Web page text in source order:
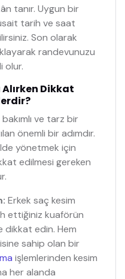
tanır. Uygun bir
tarih ve saat
Son olarak
randevunuzu
olur.
Alırken Dikkat
ve tarz bir
önemli bir adımdır.
yönetmek için
edilmesi gereken
Erkek saç kesim
ettiğiniz kuaförün
dikkat edin. Hem
sahip olan bir
işlemlerinden kesim
her alanda